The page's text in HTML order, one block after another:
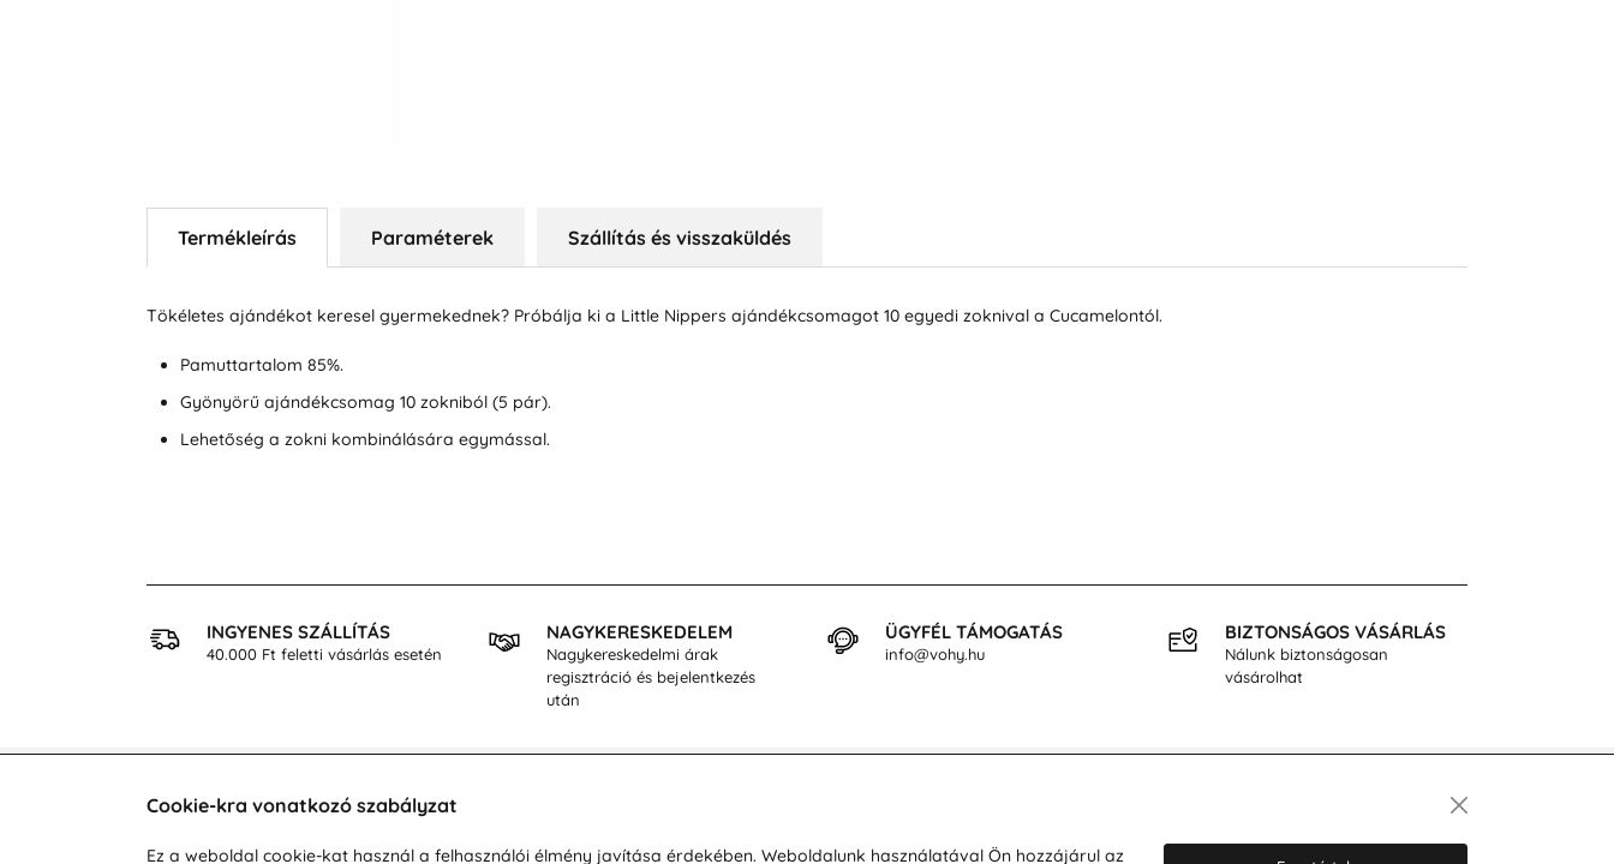
Termékleírás Paraméterek Szállítás és visszaküldés
Tökéletes ajándékot keresel gyermekednek? Próbálja ki a Little Nippers ajándékcsomagot 10 egyedi zoknival a Cucamelontól.
Pamuttartalom 85%.
Gyönyörű ajándékcsomag 10 zokniból (5 pár).
Lehetőség a zokni kombinálására egymással.
INGYENES SZÁLLÍTÁS
40.000 Ft feletti vásárlás esetén
NAGYKERESKEDELEM
Nagykereskedelmi árak
regisztráció és bejelentkezés
után
ÜGYFÉL TÁMOGATÁS
info@vohy.hu
BIZTONSÁGOS VÁSÁRLÁS
Nálunk biztonságosan
vásárolhat
Cookie-kra vonatkozó szabályzat
Ez a weboldal cookie-kat használ a felhasználói élmény javítása érdekében. Weboldalunk használatával Ön hozzájárul az